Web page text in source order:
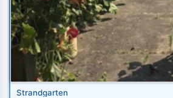
Strandgarten